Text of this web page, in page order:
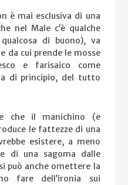
è mai esclusiva di una
nel Male c’è qualche
di buono), va
da cui prende le mosse
e farisaico come
di principio, del tutto
che il manichino (e
le fattezze di una
esistere, a meno
di una sagoma dalle
può anche omettere la
fare dell’ironia sui